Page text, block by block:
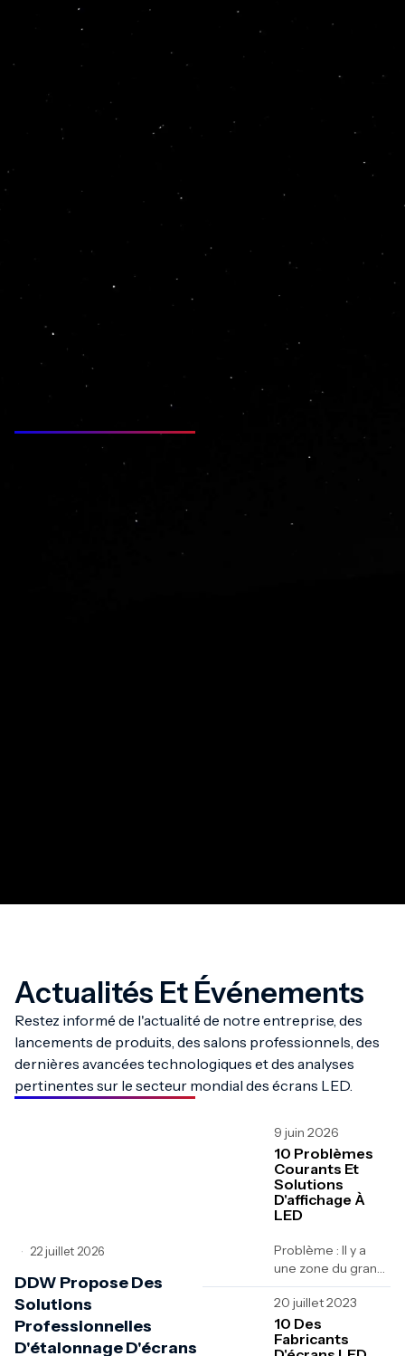
Actualités Et Événements
Restez informé de l'actualité de notre entreprise, des
lancements de produits, des salons professionnels, des
dernières avancées technologiques et des analyses
pertinentes sur le secteur mondial des écrans LED.
• 22 juillet 2026
DDW Propose Des
Solutions
Professionnelles
D'étalonnage D'écrans
9 juin 2026
10 Problèmes
Courants Et
Solutions
D'affichage À
LED
Problème : Il y a
une zone du grand
écran à LED où
l'affichage de la
carte est anormal,
par exemple,...
20 juillet 2023
10 Des
Fabricants